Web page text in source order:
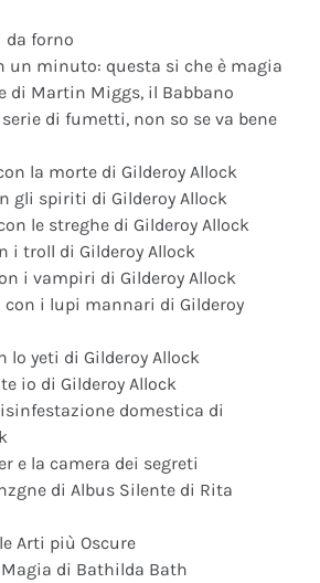
da forno
un minuto: questa si che è magia
di Martin Miggs, il Babbano
di fumetti, non so se va bene
la morte di Gilderoy Allock
gli spiriti di Gilderoy Allock
le streghe di Gilderoy Allock
i troll di Gilderoy Allock
i vampiri di Gilderoy Allock
con i lupi mannari di Gilderoy
lo yeti di Gilderoy Allock
io di Gilderoy Allock
domestica di
e la camera dei segreti
di Albus Silente di Rita
Arti più Oscure
di Bathilda Bath